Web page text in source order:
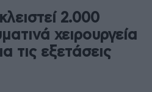
2.000
χειρουργεία
τις εξετάσεις